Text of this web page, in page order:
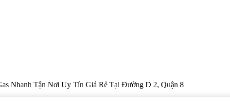
Nhanh Tận Nơi Uy Tín Giá Rẻ Tại Đường D 2, Quận 8